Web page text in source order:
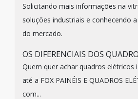
Solicitando mais informações na
soluções industriais e conhecendo
do mercado.
OS DIFERENCIAIS DOS
Quem quer achar quadros elétricos
até a FOX PAINÉIS E QUADROS
com...